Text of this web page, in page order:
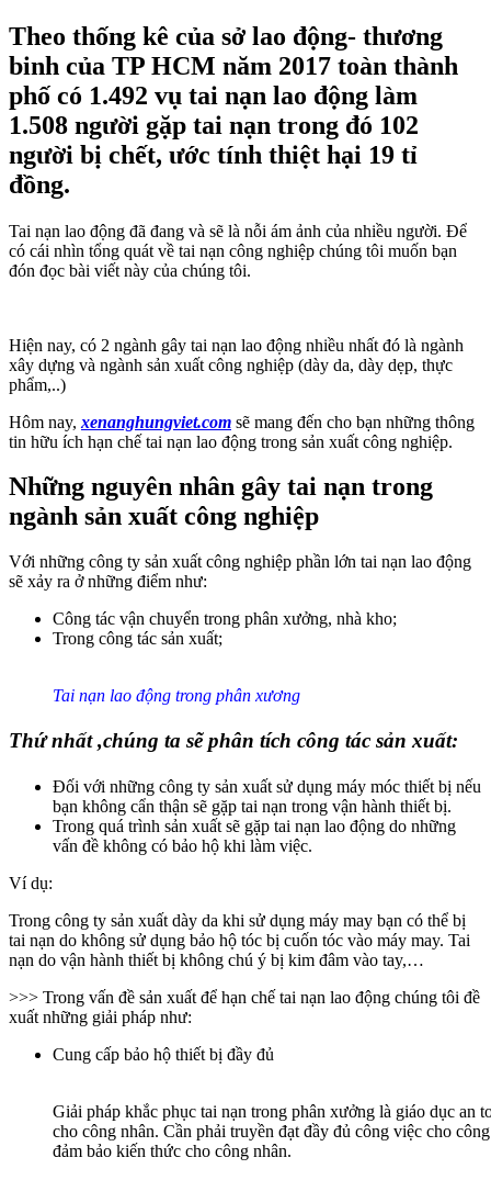
Theo thống kê của sở lao động- thương
binh của TP HCM năm 2017 toàn thành
phố có 1.492 vụ tai nạn lao động làm
1.508 người gặp tai nạn trong đó 102
người bị chết, ước tính thiệt hại 19 tỉ
đồng.
Tai nạn lao động đã đang và sẽ là nỗi ám ảnh của nhiều người. Để
có cái nhìn tổng quát về tai nạn công nghiệp chúng tôi muốn bạn
đón đọc bài viết này của chúng tôi.
Hiện nay, có 2 ngành gây tai nạn lao động nhiều nhất đó là ngành
xây dựng và ngành sản xuất công nghiệp (dày da, dày dẹp, thực
phẩm,..)
Hôm nay, xenanghungviet.com sẽ mang đến cho bạn những thông
tin hữu ích hạn chế tai nạn lao động trong sản xuất công nghiệp.
Những nguyên nhân gây tai nạn trong
ngành sản xuất công nghiệp
Với những công ty sản xuất công nghiệp phần lớn tai nạn lao động
sẽ xảy ra ở những điểm như:
Công tác vận chuyển trong phân xưởng, nhà kho;
Trong công tác sản xuất;
Tai nạn lao động trong phân xương
Thứ nhất ,chúng ta sẽ phân tích công tác sản xuất:
Đối với những công ty sản xuất sử dụng máy móc thiết bị nếu
bạn không cẩn thận sẽ gặp tai nạn trong vận hành thiết bị.
Trong quá trình sản xuất sẽ gặp tai nạn lao động do những
vấn đề không có bảo hộ khi làm việc.
Ví dụ:
Trong công ty sản xuất dày da khi sử dụng máy may bạn có thể bị
tai nạn do không sử dụng bảo hộ tóc bị cuốn tóc vào máy may. Tai
nạn do vận hành thiết bị không chú ý bị kim đâm vào tay,…
>>> Trong vấn đề sản xuất để hạn chế tai nạn lao động chúng tôi đề
xuất những giải pháp như:
Cung cấp bảo hộ thiết bị đầy đủ
Giải pháp khắc phục tai nạn trong phân xưởng là giáo dục an
cho công nhân. Cần phải truyền đạt đầy đủ công việc cho
đảm bảo kiến thức cho công nhân.